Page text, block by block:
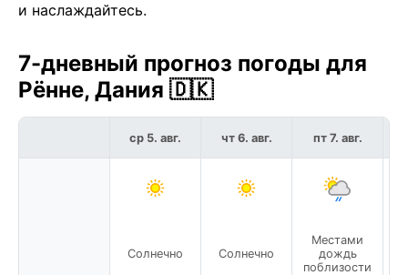
и наслаждайтесь.
7-дневный прогноз погоды для
Рённе, Дания 🇩🇰
ср 5. авг.
Солнечно
чт 6. авг.
Солнечно
пт 7. авг.
Местами
дождь
поблизости